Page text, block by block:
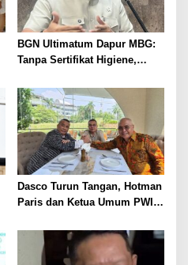
BGN Ultimatum Dapur MBG:
Tanpa Sertifikat Higiene,
Dasco Turun Tangan, Hotman
Paris dan Ketua Umum PWI
Polemik Wartawan?